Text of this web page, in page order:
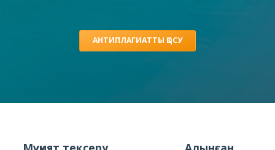
АНТИПЛАГИАТТЫ ҚОСУ